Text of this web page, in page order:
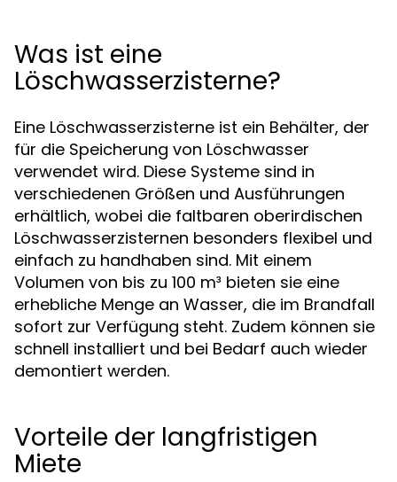
Was ist eine
Löschwasserzisterne?
Eine Löschwasserzisterne ist ein Behälter, der
für die Speicherung von Löschwasser
verwendet wird. Diese Systeme sind in
verschiedenen Größen und Ausführungen
erhältlich, wobei die faltbaren oberirdischen
Löschwasserzisternen besonders flexibel und
einfach zu handhaben sind. Mit einem
Volumen von bis zu 100 m³ bieten sie eine
erhebliche Menge an Wasser, die im Brandfall
sofort zur Verfügung steht. Zudem können sie
schnell installiert und bei Bedarf auch wieder
demontiert werden.
Vorteile der langfristigen
Miete